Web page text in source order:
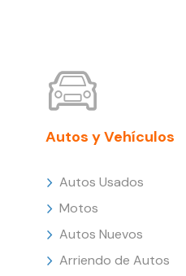
Autos y Vehículos
Autos Usados
Motos
Autos Nuevos
Arriendo de Autos